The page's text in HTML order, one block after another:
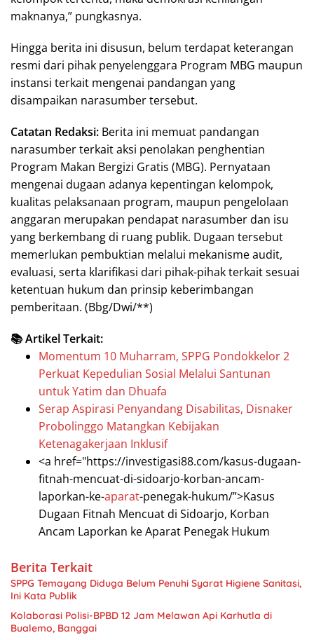
maknanya,” pungkasnya.
Hingga berita ini disusun, belum terdapat keterangan
resmi dari pihak penyelenggara Program MBG maupun
instansi terkait mengenai pandangan yang
disampaikan narasumber tersebut.
Catatan Redaksi: Berita ini memuat pandangan
narasumber terkait aksi penolakan penghentian
Program Makan Bergizi Gratis (MBG). Pernyataan
mengenai dugaan adanya kepentingan kelompok,
kualitas pelaksanaan program, maupun pengelolaan
anggaran merupakan pendapat narasumber dan isu
yang berkembang di ruang publik. Dugaan tersebut
memerlukan pembuktian melalui mekanisme audit,
evaluasi, serta klarifikasi dari pihak-pihak terkait sesuai
ketentuan hukum dan prinsip keberimbangan
pemberitaan. (Bbg/Dwi/**)
📚 Artikel Terkait:
Momentum 10 Muharram, SPPG Pondokkelor 2
Perkuat Kepedulian Sosial Melalui Santunan
untuk Yatim dan Dhuafa
Serap Aspirasi Penyandang Disabilitas, Disnaker
Probolinggo Matangkan Kebijakan
Ketenagakerjaan Inklusif
<a href="https://investigasi88.com/kasus-dugaan-
fitnah-mencuat-di-sidoarjo-korban-ancam-
laporkan-ke-aparat-penegak-hukum/”>Kasus
Dugaan Fitnah Mencuat di Sidoarjo, Korban
Ancam Laporkan ke Aparat Penegak Hukum
Berita Terkait
SPPG Temayang Diduga Belum Penuhi Syarat Higiene Sanitasi,
Ini Kata Publik
Kolaborasi Polisi-BPBD 12 Jam Melawan Api Karhutla di
Bualemo, Banggai